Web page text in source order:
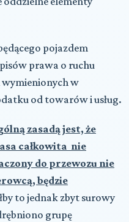
pojazdem
prawa o ruchu
w
od towarów i usług.
zasadą jest, że
całkowita nie
do przewozu nie
będzie
to jednak zbyt surowy
grupę